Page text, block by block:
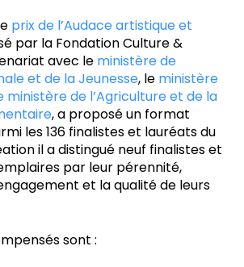
prix de l’Audace artistique et
par la Fondation Culture &
avec le ministère de
et de la Jeunesse, le ministère
ministère de l’Agriculture et de la
, a proposé un format
les 136 finalistes et lauréats du
il a distingué neuf finalistes et
par leur pérennité,
et la qualité de leurs
sont :